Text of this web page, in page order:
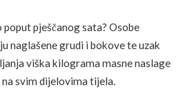
pješčanog sata? Osobe
naglašene grudi i bokove te uzak
viška kilograma masne naslage
svim dijelovima tijela.